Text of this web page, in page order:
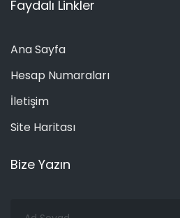
Faydalı Linkler
Ana Sayfa
Hesap Numaraları
İletişim
Site Haritası
Bize Yazın